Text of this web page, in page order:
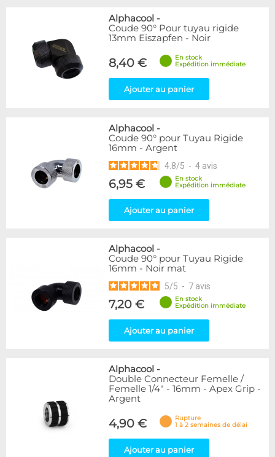
Alphacool -
Coude 90° Pour tuyau rigide
13mm Eiszapfen - Noir
8,40 €
En stock
Expédition immédiate
Ajouter au panier
Alphacool -
Coude 90° pour Tuyau Rigide
16mm - Argent
4.8/5 - 4 avis
6,95 €
En stock
Expédition immédiate
Ajouter au panier
Alphacool -
Coude 90° pour Tuyau Rigide
16mm - Noir mat
5/5 - 7 avis
7,20 €
En stock
Expédition immédiate
Ajouter au panier
Alphacool -
Double Connecteur Femelle /
Femelle 1/4" - 16mm - Apex Grip -
Argent
4,90 €
Rupture
1 à 2 semaines de délai
Ajouter au panier